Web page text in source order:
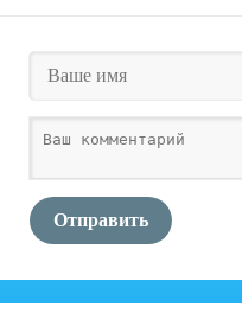
Отправить